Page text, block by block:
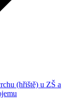
(hřiště) u ZŠ a